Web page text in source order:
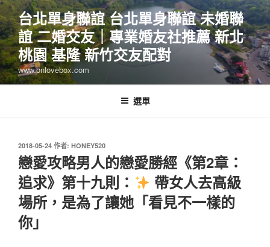
跳
至
主
要
內
容
台北單身聯誼 台北單身聯誼 未婚聯
誼 二婚交友｜專業婚友社推薦 新北
桃園 基隆 新竹交友配對
www.onlovebox.com
選單
發
佈
於
2018-05-24 作者: HONEY520
戀愛攻略男人的戀愛勝經《第2章：
追求》第十九則：
帶女人去高級
場所，是為了讓她「看見不一樣的
你」